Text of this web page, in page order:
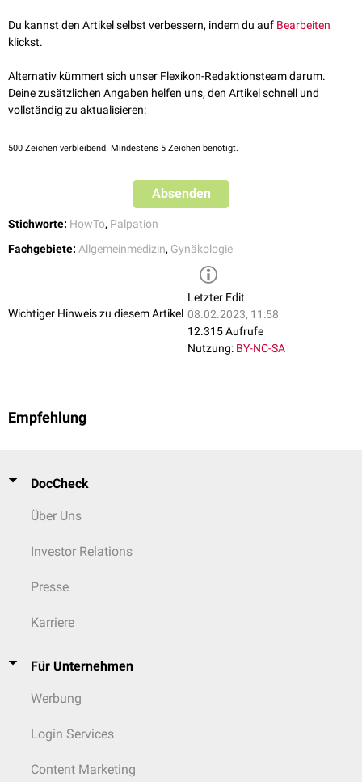
Mit der innen liegenden Hand werdenUterusundAdnexemit umsichtig
dosiertem Druck näher an die Bauchdecke gebracht. Die außen liegende
Zur Uteruspalpation hebt man mit der vaginalen Hand dieZervixleicht
an, sodass man mit der äußeren Hand den Uterus inAnteflexion
umgreifen und dessen Hinterwand ertasten kann. In der Regel gelingt
während bei adipöser Bauchdecke die Orientierung schwierig bis
Für die Palpation der Adnexe hebt man das Scheidengewölbe an. Ohne
Veränderungen sind sie jedoch kaum tastbar.
Du kannst den Artikel selbst verbessern, indem du auf Bearbeiten
klickst.
Alternativ kümmert sich unser Flexikon-Redaktionsteam darum.
Deine zusätzlichen Angaben helfen uns, den Artikel schnell und
vollständig zu aktualisieren:
500 Zeichen verbleibend. Mindestens 5 Zeichen benötigt.
Absenden
Stichworte: HowTo, Palpation
Fachgebiete: Allgemeinmedizin, Gynäkologie
Wichtiger Hinweis zu diesem Artikel
Letzter Edit:
08.02.2023, 11:58
12.315 Aufrufe
Nutzung: BY-NC-SA
Empfehlung
DocCheck
Über Uns
Investor Relations
Presse
Karriere
Für Unternehmen
Werbung
Login Services
Content Marketing